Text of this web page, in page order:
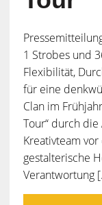
1 Strobes und
Flexibilität,
für eine
Clan im
Tour“ durch die
Kreativteam
gestalterische
Verantwortung